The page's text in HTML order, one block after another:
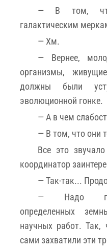
— В том,
галактическим
— Хм.
— Вернее,
организмы,
должны были
эволюционной гонке.
— А в чем
— В том, что они
Все это
координатор
— Так-так...
— Надо
определенных
научных работ.
сами захватили эти